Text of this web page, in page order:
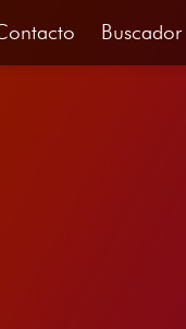
Buscador